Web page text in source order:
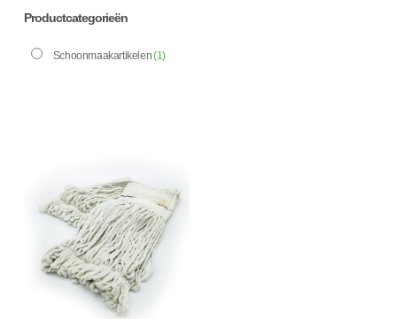
Productcategorieën
Schoonmaakartikelen(1)